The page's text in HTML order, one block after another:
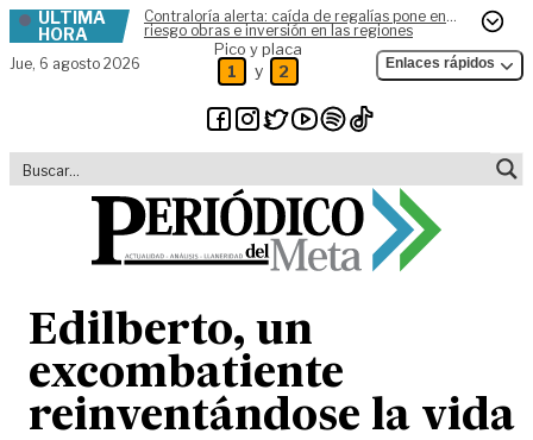
Skip to content
ÚLTIMA
HORA
Contraloría alerta: caída de regalías pone en
riesgo obras e inversión en las regiones
Jue, 6 agosto 2026
Pico y placa
1 y 2 Enlaces rápidos
Edilberto, un
excombatiente
reinventándose la vida